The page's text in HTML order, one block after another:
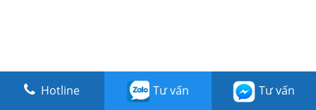
Hotline Tư vấn Tư vấn